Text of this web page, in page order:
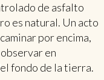
de asfalto
es natural. Un acto
por encima,
en
fondo de la tierra.